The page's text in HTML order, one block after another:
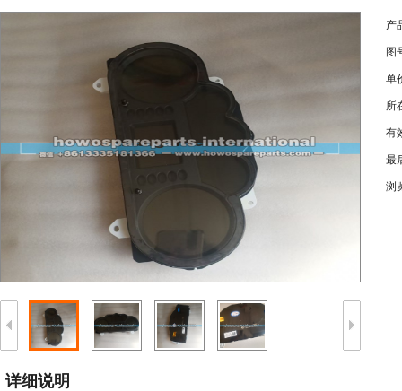
产
图
单
所
有
最
浏
详细说明